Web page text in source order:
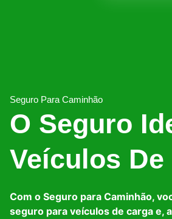
Seguro Para Caminhão
O Seguro
Veículos De
Com o Seguro para Caminhão,
seguro para veículos de carga e,